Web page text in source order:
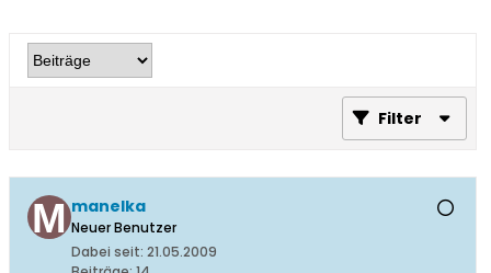
Filter
manelka
Neuer Benutzer
Dabei seit: 21.05.2009